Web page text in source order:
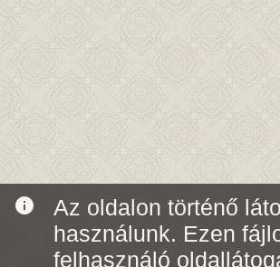
info
Az oldalon történő
használunk. Ezen
felhasználó